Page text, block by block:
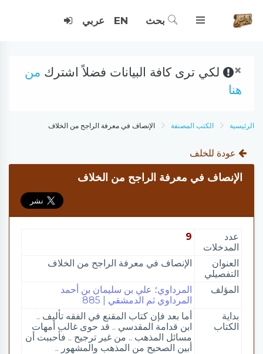
بحث EN عربي
× لكي ترى كافة البيانات فضلاً اشترك من
هنا
الرئيسية الكتب المصنفة الإنصاف في معرفة الراجح من الخلاف
عودة للخلف
الإنصاف في معرفة الراجح من الخلاف
عدد
المدخلات
9
العنوان
التفصيلي
الإنصاف في معرفة الراجح من الخلاف
المؤلف
المرداوي؛ علي بن سليمان بن أحمد
المرداوي ثم الدمشقي | 885
بداية
الكتاب
أما بعد فإن كتاب المقنع في الفقه تأليف ..
ابن قدامة المقدسي .. قد حوى غالب أمهات
مسائل المذهب .. من غير ترجيح .. فأحببت أن
أبين الصحيح من المذهب والمشهور ..